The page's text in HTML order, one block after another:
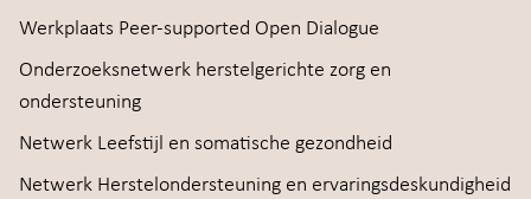
Werkplaats Peer-supported Open Dialogue
Onderzoeksnetwerk herstelgerichte zorg en
ondersteuning
Netwerk Leefstijl en somatische gezondheid
Netwerk Herstelondersteuning en ervaringsdeskundigheid